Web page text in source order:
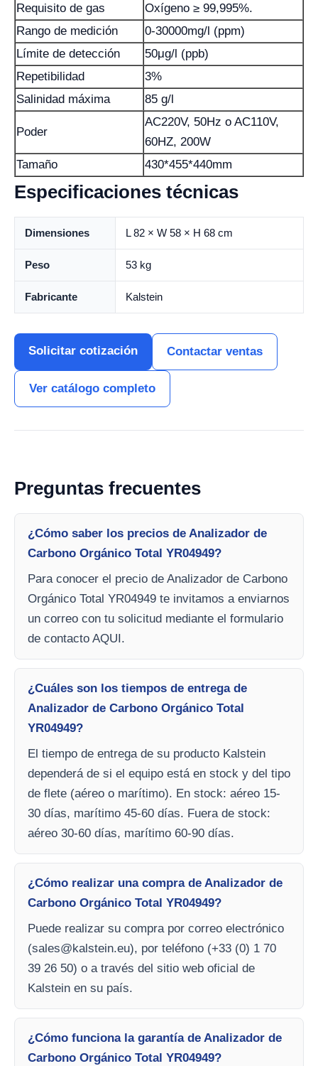
Requisito de gas
Oxígeno ≥ 99,995%.
Rango de medición
0-30000mg/l (ppm)
Límite de detección
50μg/l (ppb)
Repetibilidad
3%
Salinidad máxima
85 g/l
Poder
AC220V, 50Hz o AC110V,
60HZ, 200W
Tamaño
430*455*440mm
Especificaciones técnicas
Dimensiones L 82 × W 58 × H 68 cm
Peso 53 kg
Fabricante Kalstein
Solicitar cotización Contactar ventas
Ver catálogo completo
Preguntas frecuentes
¿Cómo saber los precios de Analizador de
Carbono Orgánico Total YR04949?
Para conocer el precio de Analizador de Carbono
Orgánico Total YR04949 te invitamos a enviarnos
un correo con tu solicitud mediante el formulario
de contacto AQUI.
¿Cuáles son los tiempos de entrega de
Analizador de Carbono Orgánico Total
YR04949?
El tiempo de entrega de su producto Kalstein
dependerá de si el equipo está en stock y del tipo
de flete (aéreo o marítimo). En stock: aéreo 15-
30 días, marítimo 45-60 días. Fuera de stock:
aéreo 30-60 días, marítimo 60-90 días.
¿Cómo realizar una compra de Analizador de
Carbono Orgánico Total YR04949?
Puede realizar su compra por correo electrónico
(sales@kalstein.eu), por teléfono (+33 (0) 1 70
39 26 50) o a través del sitio web oficial de
Kalstein en su país.
¿Cómo funciona la garantía de Analizador de
Carbono Orgánico Total YR04949?